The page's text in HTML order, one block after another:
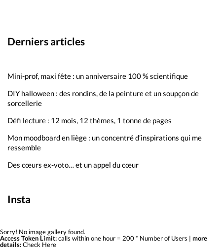
Derniers articles
Mini-prof, maxi fête : un anniversaire 100 % scientifique
DIY halloween : des rondins, de la peinture et un soupçon de
sorcellerie
Défi lecture : 12 mois, 12 thèmes, 1 tonne de pages
Mon moodboard en liège : un concentré d’inspirations qui me
ressemble
Des cœurs ex-voto… et un appel du cœur
Insta
Sorry! No image gallery found.
Access Token Limit:calls within one hour = 200 * Number of Users | more
details:Check Here